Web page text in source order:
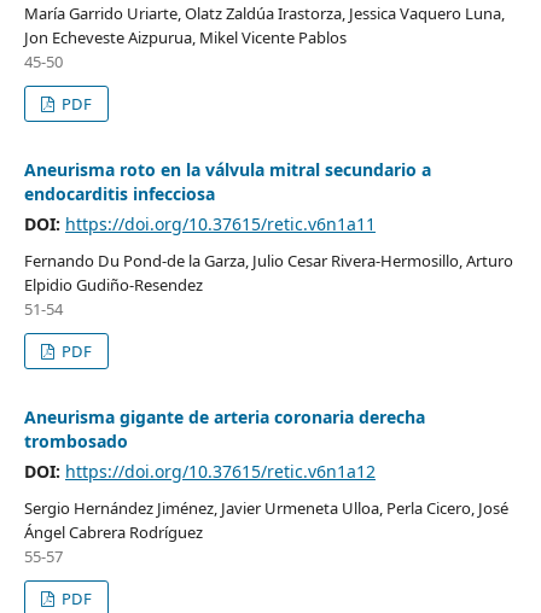
María Garrido Uriarte, Olatz Zaldúa Irastorza, Jessica Vaquero Luna,
Jon Echeveste Aizpurua, Mikel Vicente Pablos
45-50
PDF
Aneurisma roto en la válvula mitral secundario a
endocarditis infecciosa
DOI: https://doi.org/10.37615/retic.v6n1a11
Fernando Du Pond-de la Garza, Julio Cesar Rivera-Hermosillo, Arturo
Elpidio Gudiño-Resendez
51-54
PDF
Aneurisma gigante de arteria coronaria derecha
trombosado
DOI: https://doi.org/10.37615/retic.v6n1a12
Sergio Hernández Jiménez, Javier Urmeneta Ulloa, Perla Cicero, José
Ángel Cabrera Rodríguez
55-57
PDF